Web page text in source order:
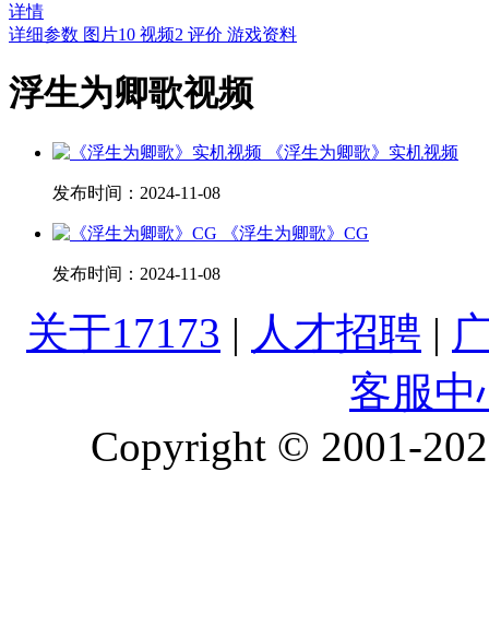
详情
详细参数 图片10 视频2 评价 游戏资料
浮生为卿歌视频
《浮生为卿歌》实机视频
发布时间： 2024-11-08
《浮生为卿歌》CG
发布时间： 2024-11-08
关于17173 | 人才招聘 |
客服中
Copyright © 2001-